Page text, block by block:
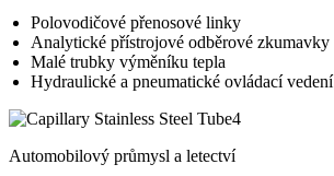
Polovodičové přenosové linky
Analytické přístrojové odběrové zkumavky
Malé trubky výměníku tepla
Hydraulické a pneumatické ovládací vedení
Automobilový průmysl a letectví